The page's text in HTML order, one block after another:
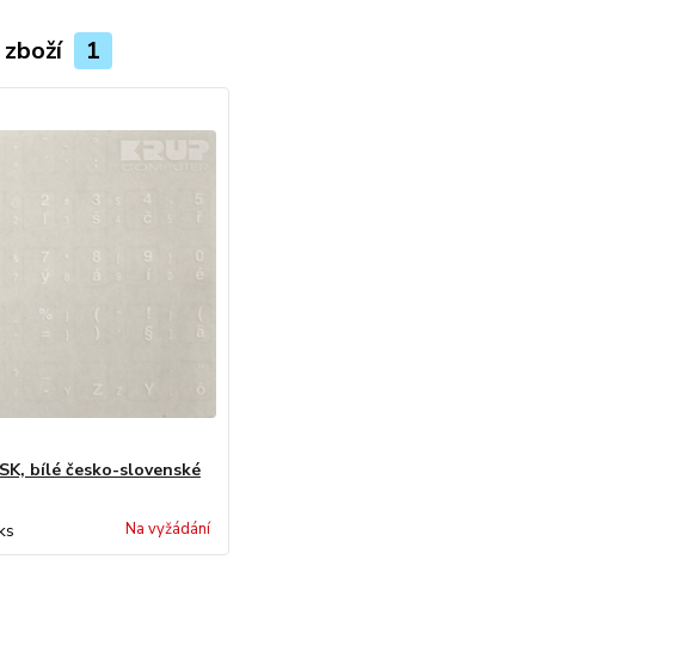
1
bílé česko-slovenské
Na vyžádání